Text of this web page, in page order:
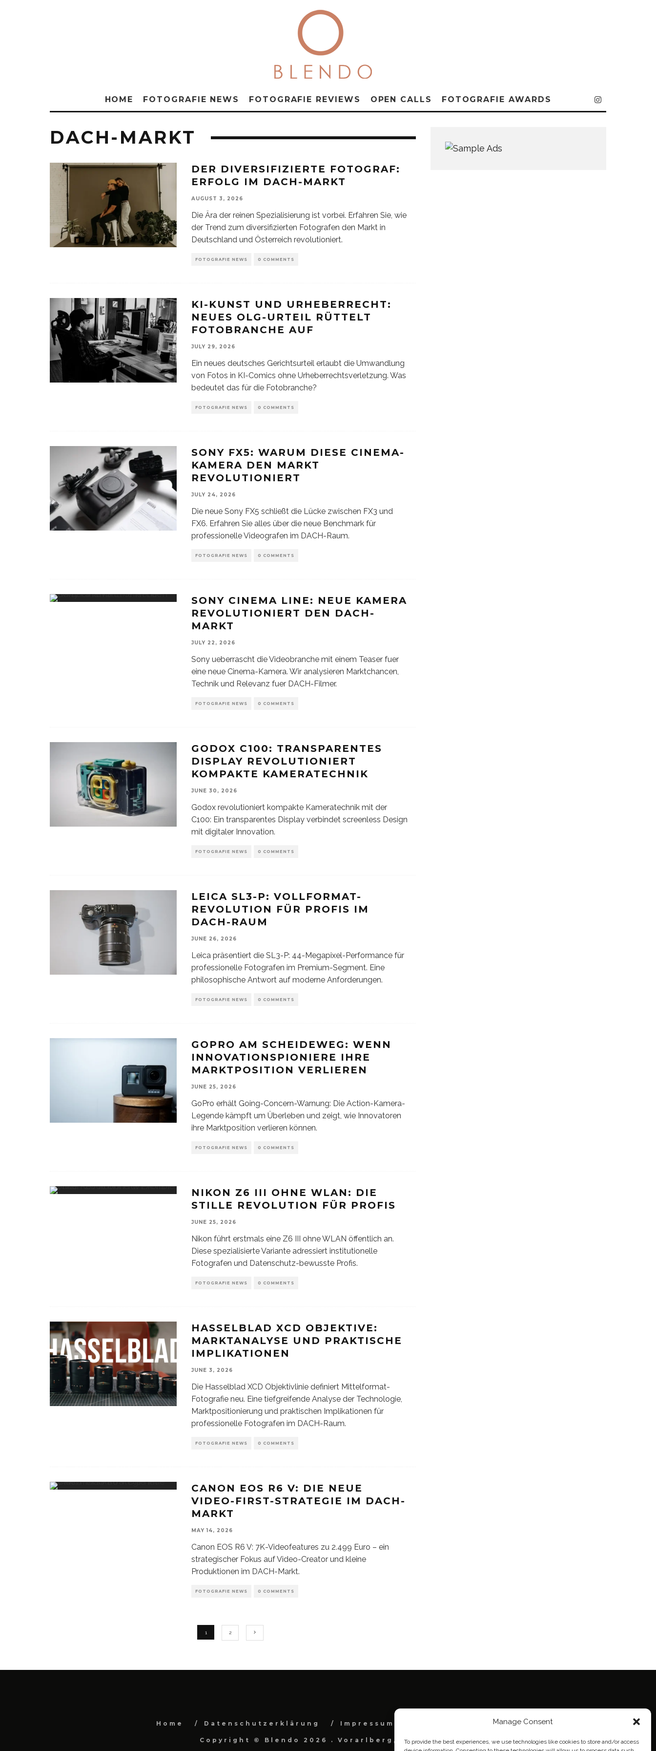
Manage Consent
To provide the best experiences, we use technologies like cookies to store and/or access
HOME FOTOGRAFIE NEWS FOTOGRAFIE REVIEWS OPEN CALLS FOTOGRAFIE AWARDS
DACH-MARKT
DER DIVERSIFIZIERTE FOTOGRAF:
ERFOLG IM DACH-MARKT
AUGUST 3, 2026
Die Ära der reinen Spezialisierung ist vorbei. Erfahren Sie, wie
der Trend zum diversifizierten Fotografen den Markt in
Deutschland und Österreich revolutioniert.
FOTOGRAFIE NEWS 0 COMMENTS
KI-KUNST UND URHEBERRECHT:
NEUES OLG-URTEIL RÜTTELT
FOTOBRANCHE AUF
JULY 29, 2026
Ein neues deutsches Gerichtsurteil erlaubt die Umwandlung
von Fotos in KI-Comics ohne Urheberrechtsverletzung. Was
bedeutet das für die Fotobranche?
FOTOGRAFIE NEWS 0 COMMENTS
SONY FX5: WARUM DIESE CINEMA-
KAMERA DEN MARKT
REVOLUTIONIERT
JULY 24, 2026
Die neue Sony FX5 schließt die Lücke zwischen FX3 und
FX6. Erfahren Sie alles über die neue Benchmark für
professionelle Videografen im DACH-Raum.
FOTOGRAFIE NEWS 0 COMMENTS
SONY CINEMA LINE: NEUE KAMERA
REVOLUTIONIERT DEN DACH-
MARKT
JULY 22, 2026
Sony ueberrascht die Videobranche mit einem Teaser fuer
eine neue Cinema-Kamera. Wir analysieren Marktchancen,
Technik und Relevanz fuer DACH-Filmer.
FOTOGRAFIE NEWS 0 COMMENTS
GODOX C100: TRANSPARENTES
DISPLAY REVOLUTIONIERT
KOMPAKTE KAMERATECHNIK
JUNE 30, 2026
Godox revolutioniert kompakte Kameratechnik mit der
C100: Ein transparentes Display verbindet screenless Design
mit digitaler Innovation.
FOTOGRAFIE NEWS 0 COMMENTS
LEICA SL3-P: VOLLFORMAT-
REVOLUTION FÜR PROFIS IM
DACH-RAUM
JUNE 26, 2026
Leica präsentiert die SL3-P: 44-Megapixel-Performance für
professionelle Fotografen im Premium-Segment. Eine
philosophische Antwort auf moderne Anforderungen.
FOTOGRAFIE NEWS 0 COMMENTS
GOPRO AM SCHEIDEWEG: WENN
INNOVATIONSPIONIERE IHRE
MARKTPOSITION VERLIEREN
JUNE 25, 2026
GoPro erhält Going-Concern-Warnung: Die Action-Kamera-
Legende kämpft um Überleben und zeigt, wie Innovatoren
ihre Marktposition verlieren können.
FOTOGRAFIE NEWS 0 COMMENTS
NIKON Z6 III OHNE WLAN: DIE
STILLE REVOLUTION FÜR PROFIS
JUNE 25, 2026
Nikon führt erstmals eine Z6 III ohne WLAN öffentlich an.
Diese spezialisierte Variante adressiert institutionelle
Fotografen und Datenschutz-bewusste Profis.
FOTOGRAFIE NEWS 0 COMMENTS
HASSELBLAD XCD OBJEKTIVE:
MARKTANALYSE UND PRAKTISCHE
IMPLIKATIONEN
JUNE 3, 2026
Die Hasselblad XCD Objektivlinie definiert Mittelformat-
Fotografie neu. Eine tiefgreifende Analyse der Technologie,
Marktpositionierung und praktischen Implikationen für
professionelle Fotografen im DACH-Raum.
FOTOGRAFIE NEWS 0 COMMENTS
CANON EOS R6 V: DIE NEUE
VIDEO-FIRST-STRATEGIE IM DACH-
MARKT
MAY 14, 2026
Canon EOS R6 V: 7K-Videofeatures zu 2.499 Euro – ein
strategischer Fokus auf Video-Creator und kleine
Produktionen im DACH-Markt.
FOTOGRAFIE NEWS 0 COMMENTS
1 2
Home Datenschutzerklärung Impressum Cookie Policy (EU)
Copyright © Blendo 2026 . Vorarlberg, Österreich